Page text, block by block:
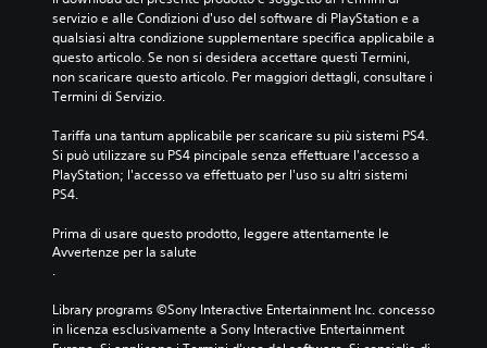
servizio e alle Condizioni d'uso del software di PlayStation e a
qualsiasi altra condizione supplementare specifica applicabile a
questo articolo. Se non si desidera accettare questi Termini,
non scaricare questo articolo. Per maggiori dettagli, consultare i
Termini di Servizio.
Tariffa una tantum applicabile per scaricare su più sistemi PS4.
Si può utilizzare su PS4 pincipale senza effettuare l'accesso a
PlayStation; l'accesso va effettuato per l'uso su altri sistemi
PS4.
Prima di usare questo prodotto, leggere attentamente le
Avvertenze per la salute
.
Library programs ©Sony Interactive Entertainment Inc. concesso
in licenza esclusivamente a Sony Interactive Entertainment